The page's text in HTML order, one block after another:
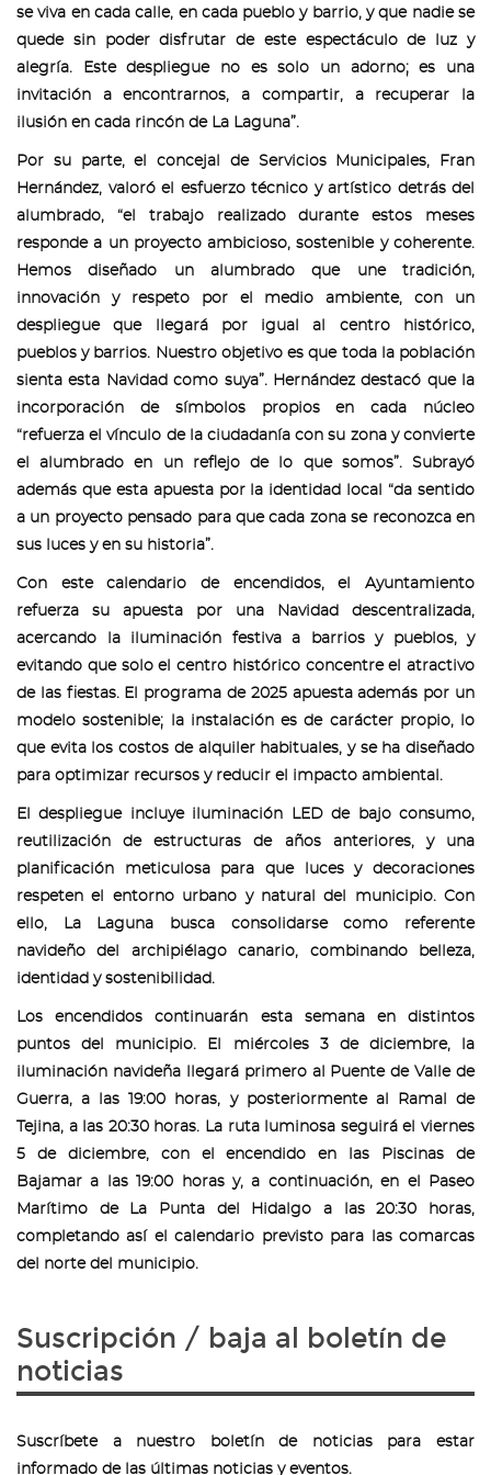
se viva en cada calle, en cada pueblo y barrio, y que nadie se
quede sin poder disfrutar de este espectáculo de luz y
alegría. Este despliegue no es solo un adorno; es una
invitación a encontrarnos, a compartir, a recuperar la
ilusión en cada rincón de La Laguna”.
Por su parte, el concejal de Servicios Municipales, Fran
Hernández, valoró el esfuerzo técnico y artístico detrás del
alumbrado, “el trabajo realizado durante estos meses
responde a un proyecto ambicioso, sostenible y coherente.
Hemos diseñado un alumbrado que une tradición,
innovación y respeto por el medio ambiente, con un
despliegue que llegará por igual al centro histórico,
pueblos y barrios. Nuestro objetivo es que toda la población
sienta esta Navidad como suya”. Hernández destacó que la
incorporación de símbolos propios en cada núcleo
“refuerza el vínculo de la ciudadanía con su zona y convierte
el alumbrado en un reflejo de lo que somos”. Subrayó
además que esta apuesta por la identidad local “da sentido
a un proyecto pensado para que cada zona se reconozca en
sus luces y en su historia”.
Con este calendario de encendidos, el Ayuntamiento
refuerza su apuesta por una Navidad descentralizada,
acercando la iluminación festiva a barrios y pueblos, y
evitando que solo el centro histórico concentre el atractivo
de las fiestas. El programa de 2025 apuesta además por un
modelo sostenible; la instalación es de carácter propio, lo
que evita los costos de alquiler habituales, y se ha diseñado
para optimizar recursos y reducir el impacto ambiental.
El despliegue incluye iluminación LED de bajo consumo,
reutilización de estructuras de años anteriores, y una
planificación meticulosa para que luces y decoraciones
respeten el entorno urbano y natural del municipio. Con
ello, La Laguna busca consolidarse como referente
navideño del archipiélago canario, combinando belleza,
identidad y sostenibilidad.
Los encendidos continuarán esta semana en distintos
puntos del municipio. El miércoles 3 de diciembre, la
iluminación navideña llegará primero al Puente de Valle de
Guerra, a las 19:00 horas, y posteriormente al Ramal de
Tejina, a las 20:30 horas. La ruta luminosa seguirá el viernes
5 de diciembre, con el encendido en las Piscinas de
Bajamar a las 19:00 horas y, a continuación, en el Paseo
Marítimo de La Punta del Hidalgo a las 20:30 horas,
completando así el calendario previsto para las comarcas
del norte del municipio.
Suscripción / baja al boletín de
noticias
Suscríbete a nuestro boletín de noticias para estar
informado de las últimas noticias y eventos.